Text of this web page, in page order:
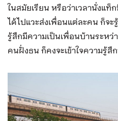
ในสมัยเรียน หรือว่าเวลานั่งแท็
ได้ไปแวะส่งเพื่อนแต่ละคน ก็จ
รู้สึกมีความเป็นเพื่อนบ้านระหว่
คนฝั่งธน ก็คงจะเข้าใจความรู้สึ